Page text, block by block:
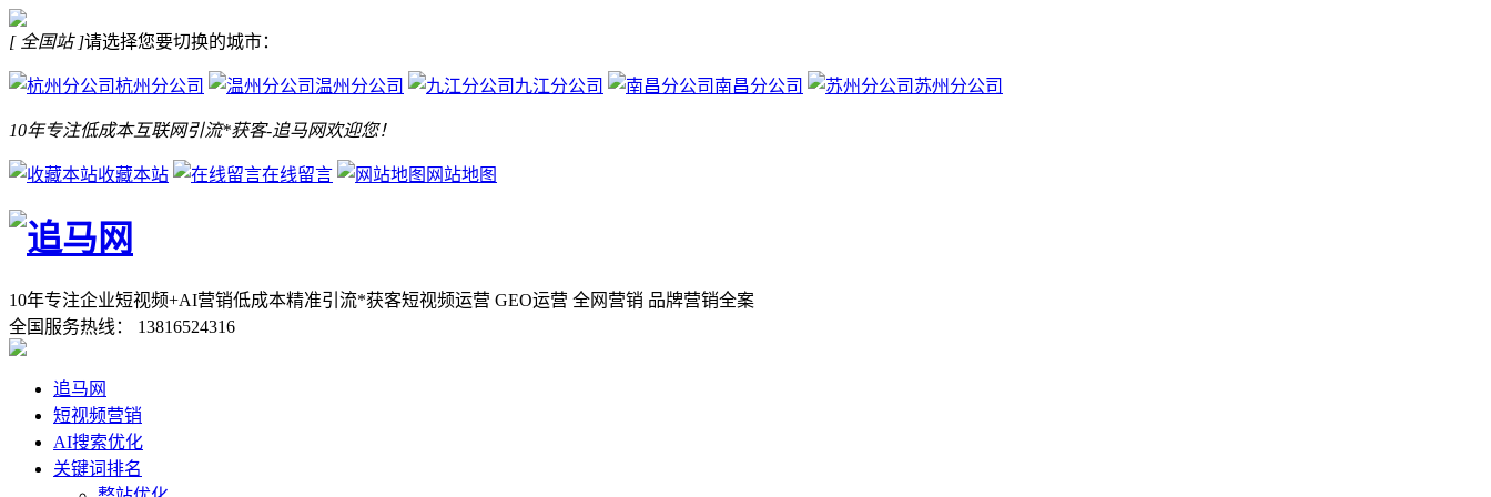
[ 全国站 ]请选择您要切换的城市：
杭州分公司 温州分公司 九江分公司 南昌分公司 苏州分公司
10年专注低成本互联网引流*获客-追马网欢迎您！
收藏本站 在线留言 网站地图
10年专注企业短视频+AI营销低成本精准引流*获客短视频运营 GEO运营 全网营销 品牌营销全案
全国服务热线： 13816524316
追马网
短视频营销
AI搜索优化
关键词排名